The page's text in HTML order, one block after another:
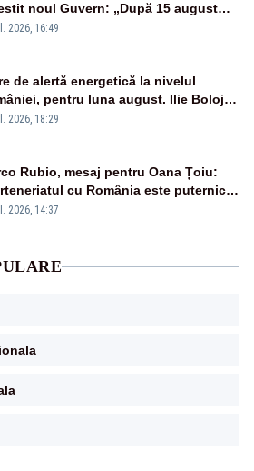
noul Guvern: „După 15 august
șanse mai mari”
2026, 16:49
de alertă energetică la nivelul
pentru luna august. Ilie Bolojan
importuri și posibile restricții –
2026, 18:29
Rubio, mesaj pentru Oana Țoiu:
cu România este puternic
2026, 14:37